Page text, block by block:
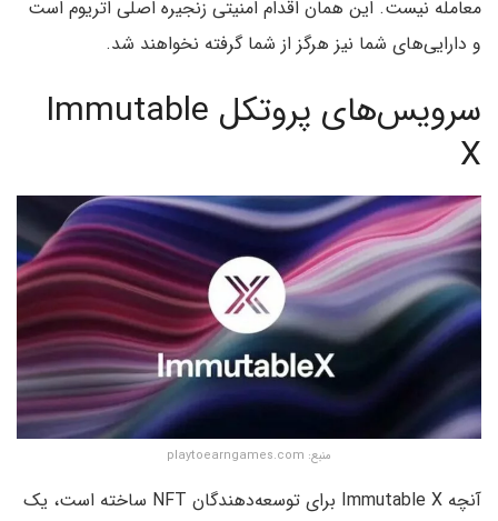
معامله نیست. این همان اقدام امنیتی زنجیره اصلی اتریوم است
و دارایی‌های شما نیز هرگز از شما گرفته نخواهند شد.
سرویس‌های پروتکل Immutable
X
منبع: playtoearngames.com
آنچه Immutable X برای توسعه‌دهندگان NFT ساخته است، یک